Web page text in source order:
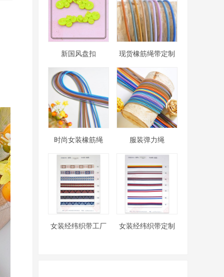
新国风盘扣 现货橡筋绳带定制
时尚女装橡筋绳 服装弹力绳
女装经纬织带工厂 女装经纬织带定制